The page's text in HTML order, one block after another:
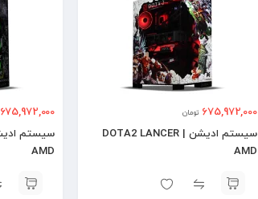
675,972,000 تومان
سیستم ادیشن | DOTA2 LANCER
AMD
675,972,000
AMD